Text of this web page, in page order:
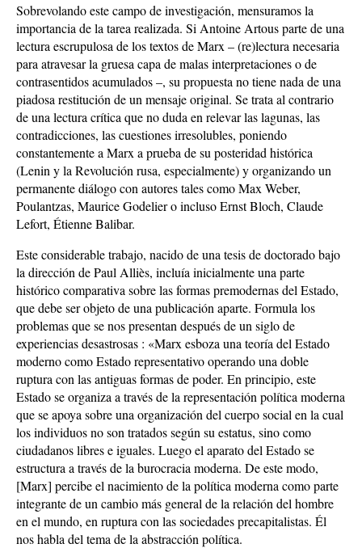
Sobrevolando este campo de investigación, mensuramos la
importancia de la tarea realizada. Si Antoine Artous parte de una
lectura escrupulosa de los textos de Marx – (re)lectura necesaria
para atravesar la gruesa capa de malas interpretaciones o de
contrasentidos acumulados –, su propuesta no tiene nada de una
piadosa restitución de un mensaje original. Se trata al contrario
de una lectura crítica que no duda en relevar las lagunas, las
contradicciones, las cuestiones irresolubles, poniendo
constantemente a Marx a prueba de su posteridad histórica
(Lenin y la Revolución rusa, especialmente) y organizando un
permanente diálogo con autores tales como Max Weber,
Poulantzas, Maurice Godelier o incluso Ernst Bloch, Claude
Lefort, Étienne Balibar.
Este considerable trabajo, nacido de una tesis de doctorado bajo
la dirección de Paul Alliès, incluía inicialmente una parte
histórico comparativa sobre las formas premodernas del Estado,
que debe ser objeto de una publicación aparte. Formula los
problemas que se nos presentan después de un siglo de
experiencias desastrosas : «Marx esboza una teoría del Estado
moderno como Estado representativo operando una doble
ruptura con las antiguas formas de poder. En principio, este
Estado se organiza a través de la representación política moderna
que se apoya sobre una organización del cuerpo social en la cual
los individuos no son tratados según su estatus, sino como
ciudadanos libres e iguales. Luego el aparato del Estado se
estructura a través de la burocracia moderna. De este modo,
[Marx] percibe el nacimiento de la política moderna como parte
integrante de un cambio más general de la relación del hombre
en el mundo, en ruptura con las sociedades precapitalistas. Él
nos habla del tema de la abstracción política.